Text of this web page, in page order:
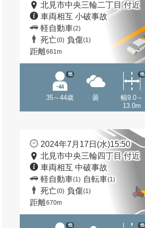
北見市中央三輪二丁目 付近
車両相互 小破事故
軽自動車(2)
死亡(0) 負傷(1)
距離661m
35～44歳
他
曇
幅9.0～
13.0m
他
2024年7月17日(水)15:50
北見市中央三輪四丁目 付近
車両相互 中破事故
軽自動車(1) 自転車(1)
死亡(0) 負傷(1)
距離670m
他 他